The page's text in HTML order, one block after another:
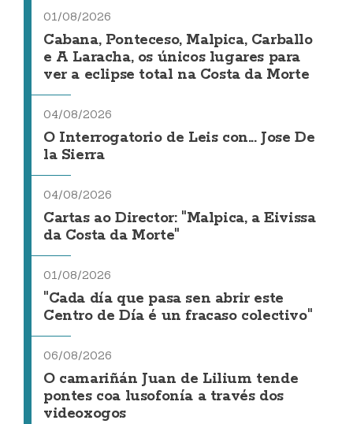
01/08/2026
Cabana, Ponteceso, Malpica, Carballo
e A Laracha, os únicos lugares para
ver a eclipse total na Costa da Morte
04/08/2026
O Interrogatorio de Leis con... Jose De
la Sierra
04/08/2026
Cartas ao Director: "Malpica, a Eivissa
da Costa da Morte"
01/08/2026
"Cada día que pasa sen abrir este
Centro de Día é un fracaso colectivo"
06/08/2026
O camariñán Juan de Lilium tende
pontes coa lusofonía a través dos
videoxogos